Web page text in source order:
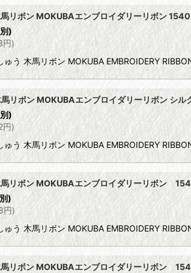
リボン MOKUBAエンブロイダリーリボン
)
円)
ゅう 木馬リボン MOKUBA EMBROIDERY
リボン MOKUBAエンブロイダリーリボン シ
)
円)
ゅう 木馬リボン MOKUBA EMBROIDERY
リボン MOKUBAエンブロイダリーリボン
)
円)
ゅう 木馬リボン MOKUBA EMBROIDERY
リボン MOKUBAエンブロイダリーリボン